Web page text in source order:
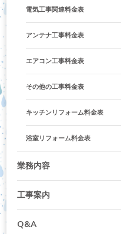
電気工事関連料金表
アンテナ工事料金表
エアコン工事料金表
その他の工事料金表
キッチンリフォーム料金表
浴室リフォーム料金表
業務内容
工事案内
Q&A